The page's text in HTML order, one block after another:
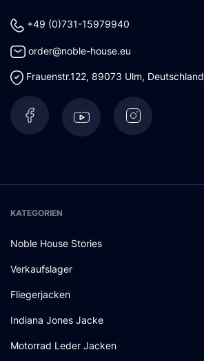
+49 (0)731-15979940
order@noble-house.eu
Frauenstr.122, 89073 Ulm, Deutschland
KATEGORIEN
Noble House Stories
Verkaufslager
Fliegerjacken
Indiana Jones Jacke
Motorrad Leder Jacken